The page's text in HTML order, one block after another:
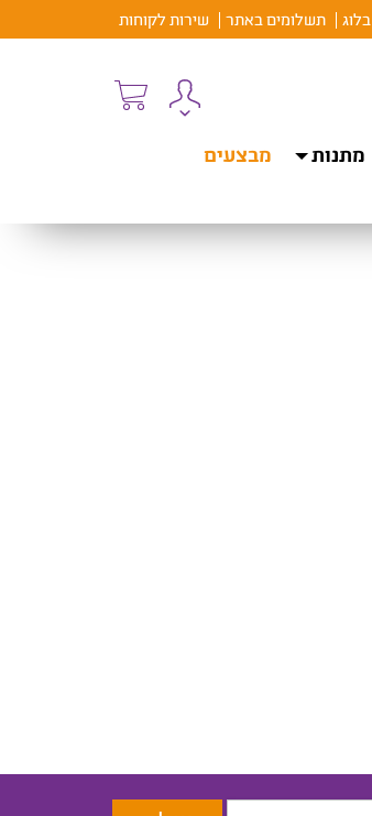
בלוג תשלומים באתר שירות לקוחות
מתנות
מבצעים